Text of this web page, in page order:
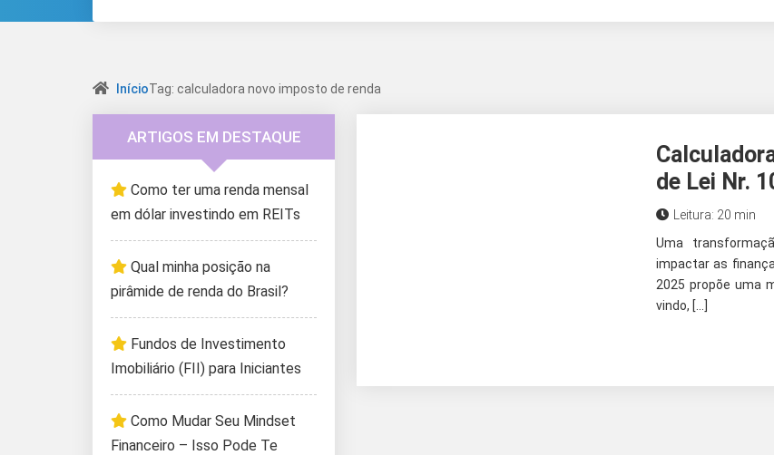
InícioTag: calculadora novo imposto de renda
de Lei Nr.
Leitura: 20 min
Uma
impactar as
2025 propõe uma
vindo, […]
ARTIGOS EM DESTAQUE
Como ter uma renda mensal
em dólar investindo em REITs
Qual minha posição na
pirâmide de renda do Brasil?
Fundos de Investimento
Imobiliário (FII) para Iniciantes
Como Mudar Seu Mindset
Financeiro – Isso Pode Te